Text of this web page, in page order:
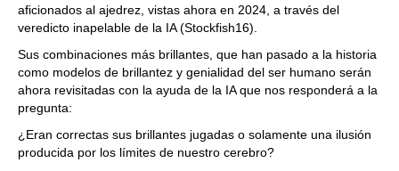
aficionados al ajedrez, vistas ahora en 2024, a través del
veredicto inapelable de la IA (Stockfish16).
Sus combinaciones más brillantes, que han pasado a la historia
como modelos de brillantez y genialidad del ser humano serán
ahora revisitadas con la ayuda de la IA que nos responderá a la
pregunta:
¿Eran correctas sus brillantes jugadas o solamente una ilusión
producida por los límites de nuestro cerebro?